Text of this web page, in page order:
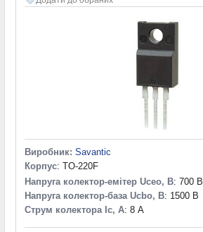
Виробник: Savantic
Корпус: TO-220F
Напруга колектор-емітер Uceo, В: 700 В
Напруга колектор-база Ucbo, В: 1500 В
Струм колектора Ic, А: 8 А